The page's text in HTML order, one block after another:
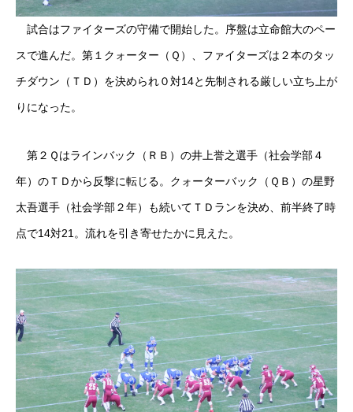
試合はファイターズの守備で開始した。序盤は立命館大のペー
スで進んだ。第１クォーター（Ｑ）、ファイターズは２本のタッ
チダウン（ＴＤ）を決められ０対14と先制される厳しい立ち上が
りになった。
第２Ｑはラインバック（ＲＢ）の井上誉之選手（社会学部４
年）のＴＤから反撃に転じる。クォーターバック（ＱＢ）の星野
太吾選手（社会学部２年）も続いてＴＤランを決め、前半終了時
点で14対21。流れを引き寄せたかに見えた。